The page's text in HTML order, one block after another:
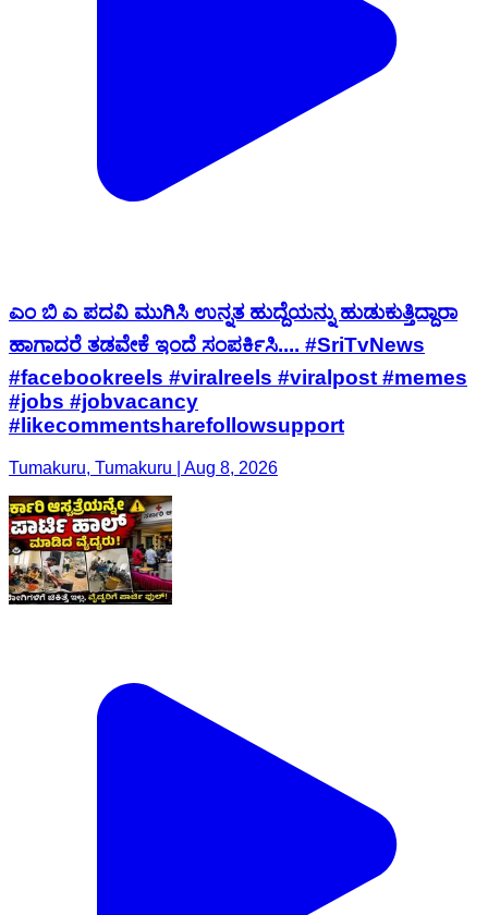
ಎಂ ಬಿ ಎ ಪದವಿ ಮುಗಿಸಿ ಉನ್ನತ ಹುದ್ದೆಯನ್ನು ಹುಡುಕುತ್ತಿದ್ದಾರಾ
ಹಾಗಾದರೆ ತಡವೇಕೆ ಇಂದೆ ಸಂಪರ್ಕಿಸಿ.... #SriTvNews
#facebookreels #viralreels #viralpost #memes
#jobs #jobvacancy
#likecommentsharefollowsupport
Tumakuru, Tumakuru | Aug 8, 2026